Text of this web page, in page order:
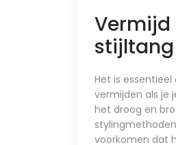
Vermijd
stijltang
Het is
vermijden als je
het droog en
voorkomen dat